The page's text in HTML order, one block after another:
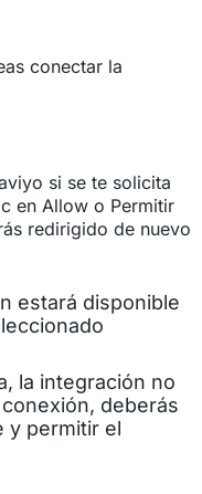
conectar la
si se te solicita
en Allow o Permitir
redirigido de nuevo
estará disponible
la integración no
deberás
y permitir el